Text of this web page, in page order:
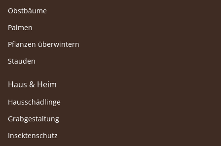
Obstbäume
Palmen
Pflanzen überwintern
Stauden
Haus & Heim
Hausschädlinge
Grabgestaltung
Insektenschutz